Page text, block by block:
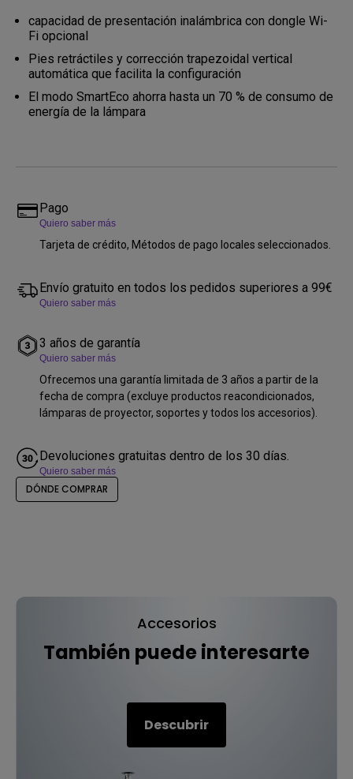
capacidad de presentación inalámbrica con dongle Wi-
Fi opcional
Pies retráctiles y corrección trapezoidal vertical
automática que facilita la configuración
El modo SmartEco ahorra hasta un 70 % de consumo de
energía de la lámpara
Pago
Quiero saber más
Tarjeta de crédito, Métodos de pago locales seleccionados.
Envío gratuito en todos los pedidos superiores a 99€
Quiero saber más
3 años de garantía
Quiero saber más
Ofrecemos una garantía limitada de 3 años a partir de la
fecha de compra (excluye productos reacondicionados,
lámparas de proyector, soportes y todos los accesorios).
Devoluciones gratuitas dentro de los 30 días.
Quiero saber más
DÓNDE COMPRAR
Accesorios
También puede interesarte
Descubrir